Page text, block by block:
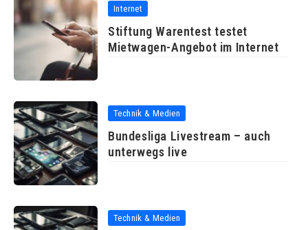
Internet
Stiftung Warentest testet
Mietwagen-Angebot im Internet
Technik & Medien
Bundesliga Livestream – auch
unterwegs live
Technik & Medien